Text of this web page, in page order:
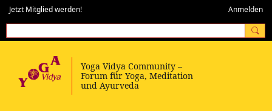
Jetzt Mitglied werden! Anmelden